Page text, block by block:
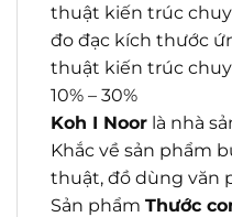
thuật kiến trúc
đo đạc kích thước
thuật kiến trúc
10% – 30%
Koh I Noor là nhà
Khắc về sản phẩm
thuật, đồ dùng văn
Sản phẩm Thước